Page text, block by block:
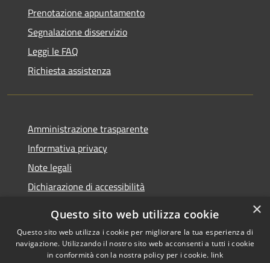
Prenotazione appuntamento
Segnalazione disservizio
Leggi le FAQ
Richiesta assistenza
Amministrazione trasparente
Informativa privacy
Note legali
Dichiarazione di accessibilità
RSS
Copyright © 2026 • Comune di
×
Questo sito web utilizza cookie
Questo sito web utilizza i cookie per migliorare la tua esperienza di
navigazione. Utilizzando il nostro sito web acconsenti a tutti i cookie
in conformità con la nostra policy per i cookie. link